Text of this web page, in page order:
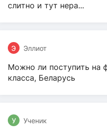
слитно и тут нера...
Э Эллиот
Можно ли поступить на
класса, Беларусь
У Ученик